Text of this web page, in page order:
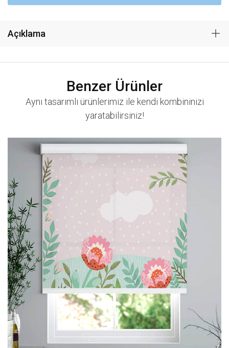
Açıklama
Benzer Ürünler
Aynı tasarımlı ürünlerimiz ile kendi kombininizi
yaratabilirsiniz!